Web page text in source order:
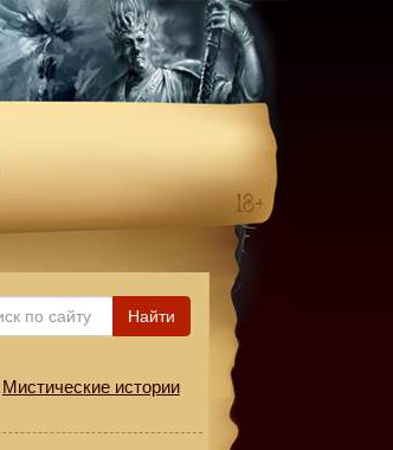
Найти
Мистические истории